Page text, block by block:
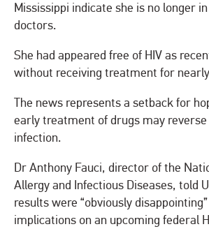
Mississippi indicate she is no longer
doctors.
She had appeared free of HIV as
without receiving treatment for
The news represents a setback for
early treatment of drugs may
infection.
Dr Anthony Fauci, director of the
Allergy and Infectious Diseases, told
results were “obviously
implications on an upcoming federal